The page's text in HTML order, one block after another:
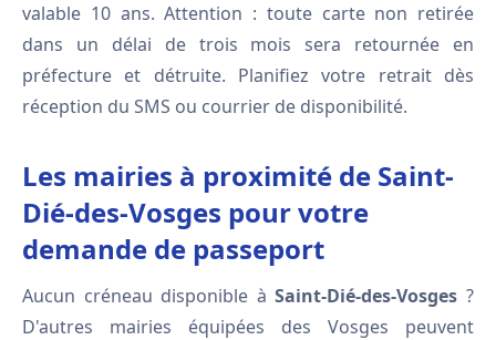
valable 10 ans. Attention : toute carte non retirée
dans un délai de trois mois sera retournée en
préfecture et détruite. Planifiez votre retrait dès
réception du SMS ou courrier de disponibilité.
Les mairies à proximité de Saint-
Dié-des-Vosges pour votre
demande de passeport
Aucun créneau disponible àSaint-Dié-des-Vosges ?
D'autres mairies équipées des Vosges peuvent